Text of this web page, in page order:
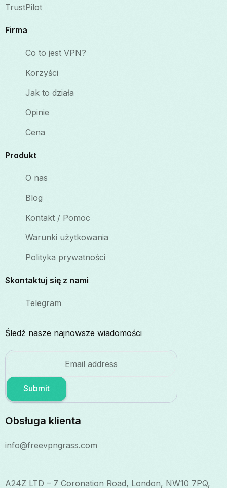
TrustPilot
Firma
Co to jest VPN?
Korzyści
Jak to działa
Opinie
Cena
Produkt
O nas
Blog
Kontakt / Pomoc
Warunki użytkowania
Polityka prywatności
Skontaktuj się z nami
Telegram
Śledź nasze najnowsze wiadomości
Submit
Obsługa klienta
info@freevpngrass.com
A24Z LTD – 7 Coronation Road, London, NW10 7PQ,